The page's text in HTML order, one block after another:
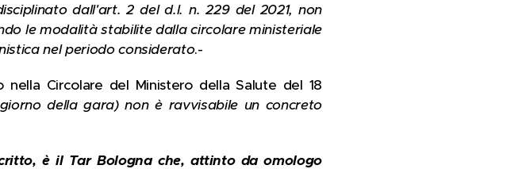
dall'art. 2 del d.l. n. 229 del 2021, non
le modalità stabilite dalla circolare ministeriale
nel periodo considerato.-
Circolare del Ministero della Salute del 18
della gara) non è ravvisabile un concreto
è il Tar Bologna che, attinto da omologo